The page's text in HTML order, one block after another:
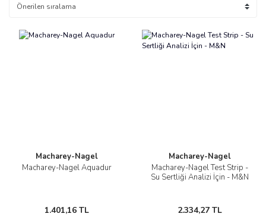
Macharey-Nagel
Macharey-Nagel Aquadur
1.401,16 TL
Macharey-Nagel
Macharey-Nagel Test Strip -
Su Sertliği Analizi İçin - M&N
2.334,27 TL